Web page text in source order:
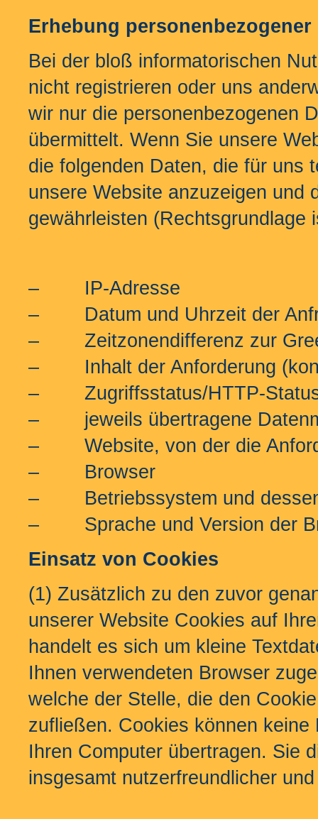
Erhebung
Bei der bloß informatorischen
nicht registrieren oder uns
wir nur die personenbezogenen
übermittelt. Wenn Sie unsere
die folgenden Daten, die für uns
unsere Website anzuzeigen und
gewährleisten
– IP-Adresse
– Datum und Uhrzeit der
– Zeitzonendifferenz zur
– Inhalt der Anforderung
– Zugriffsstatus/HTTP-
– jeweils übertragene
– Website, von der die
– Browser
– Betriebssystem und dessen
– Sprache und Version der
Einsatz von Cookies
(1) Zusätzlich zu den zuvor
unserer Website Cookies auf
handelt es sich um kleine
Ihnen verwendeten Browser
welche der Stelle, die den
zufließen. Cookies können
Ihren Computer übertragen. Sie
insgesamt nutzerfreundlicher